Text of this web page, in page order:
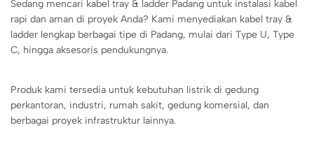
Sedang mencari kabel tray & ladder Padang untuk instalasi kabel
rapi dan aman di proyek Anda? Kami menyediakan kabel tray &
ladder lengkap berbagai tipe di Padang, mulai dari Type U, Type
C, hingga aksesoris pendukungnya.
Produk kami tersedia untuk kebutuhan listrik di gedung
perkantoran, industri, rumah sakit, gedung komersial, dan
berbagai proyek infrastruktur lainnya.